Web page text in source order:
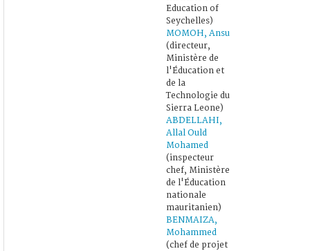
Education of
Seychelles)
MOMOH, Ansu
(directeur,
Ministère de
l'Éducation et
de la
Technologie du
Sierra Leone)
ABDELLAHI,
Allal Ould
Mohamed
(inspecteur
chef, Ministère
de l'Éducation
nationale
mauritanien)
BENMAIZA,
Mohammed
(chef de projet